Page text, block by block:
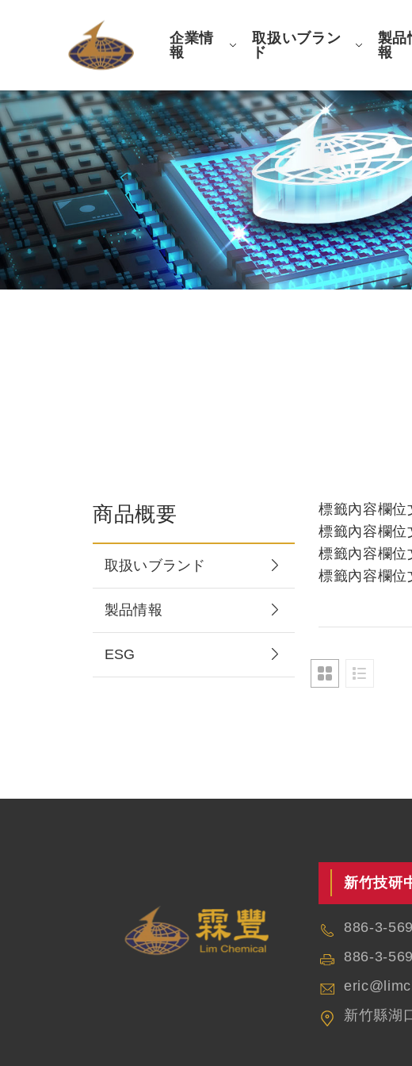
企業情
報
取扱いブラン
ド
製品
報
商品概要
取扱いブランド
製品情報
ESG
標籤內容欄位
標籤內容欄位
標籤內容欄位
標籤內容欄位
新竹技研
886-3-
886-3-
新竹縣湖